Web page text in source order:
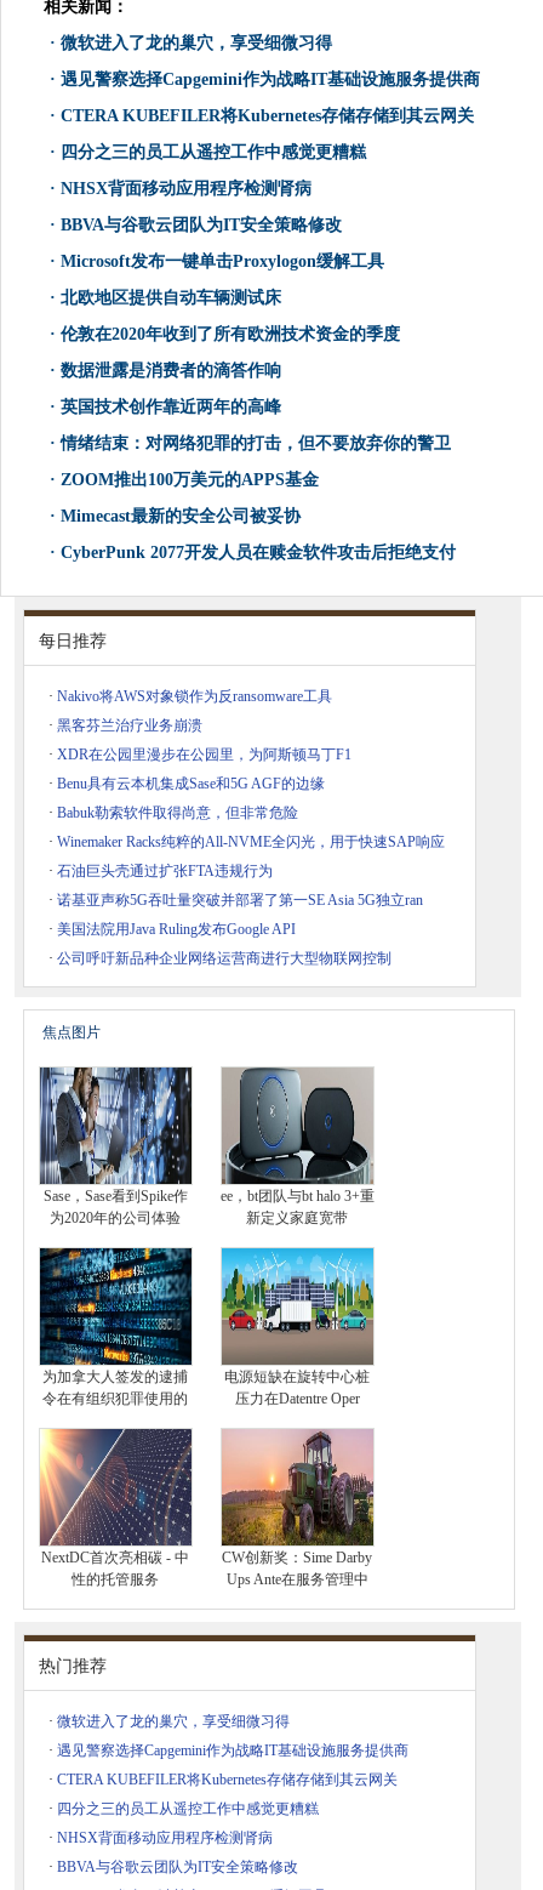
相关新闻：
· 微软进入了龙的巢穴，享受细微习得
· 遇见警察选择Capgemini作为战略IT基础设施服务提供商
· CTERA KUBEFILER将Kubernetes存储存储到其云网关
· 四分之三的员工从遥控工作中感觉更糟糕
· NHSX背面移动应用程序检测肾病
· BBVA与谷歌云团队为IT安全策略修改
· Microsoft发布一键单击Proxylogon缓解工具
· 北欧地区提供自动车辆测试床
· 伦敦在2020年收到了所有欧洲技术资金的季度
· 数据泄露是消费者的滴答作响
· 英国技术创作靠近两年的高峰
·情绪结束：对网络犯罪的打击，但不要放弃你的警卫
· ZOOM推出100万美元的APPS基金
· Mimecast最新的安全公司被妥协
· Cyber​​Punk 2077开发人员在赎金软件攻击后拒绝支付
每日推荐
· Nakivo将AWS对象锁作为反ransomware工具
· 黑客芬兰治疗业务崩溃
· XDR在公园里漫步在公园里，为阿斯顿马丁F1
· Benu具有云本机集成Sase和5G AGF的边缘
· Babuk勒索软件取得尚意，但非常危险
· Winemaker Racks纯粹的All-NVME全闪光，用于快速SAP响应
· 石油巨头壳通过扩张FTA违规行为
· 诺基亚声称5G吞吐量突破并部署了第一SE Asia 5G独立ran
· 美国法院用Java Ruling发布Google API
· 公司呼吁新品种企业网络运营商进行大型物联网控制
焦点图片
Sase，Sase看到Spike作
为2020年的公司体验
ee，bt团队与bt halo 3+重
新定义家庭宽带
为加拿大人签发的逮捕
令在有组织犯罪使用的
电源短缺在旋转中心桩
压力在Datentre Oper
NextDC首次亮相碳 - 中
性的托管服务
CW创新奖：Sime Darby
Ups Ante在服务管理中
热门推荐
· 微软进入了龙的巢穴，享受细微习得
· 遇见警察选择Capgemini作为战略IT基础设施服务提供商
· CTERA KUBEFILER将Kubernetes存储存储到其云网关
· 四分之三的员工从遥控工作中感觉更糟糕
· NHSX背面移动应用程序检测肾病
· BBVA与谷歌云团队为IT安全策略修改